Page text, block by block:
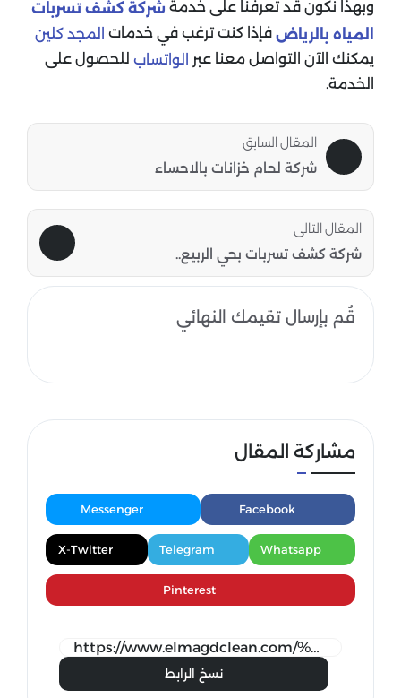
وبهذا نكون قد تعرفنا على خدمة شركة كشف تسربات
المياه بالرياض فإذا كنت ترغب في خدمات المجد كلين
يمكنك الآن التواصل معنا عبر
الواتساب للحصول على
الخدمة.
المقال السابق
شركة لحام خزانات بالاحساء
المقال التالى
شركة كشف تسربات بحي الربيع..
قُم بإرسال تقيمك النهائي
مشاركة المقال
Facebook
Messenger
Whatsapp
Telegram
X-Twitter
Pinterest
نسخ الرابط